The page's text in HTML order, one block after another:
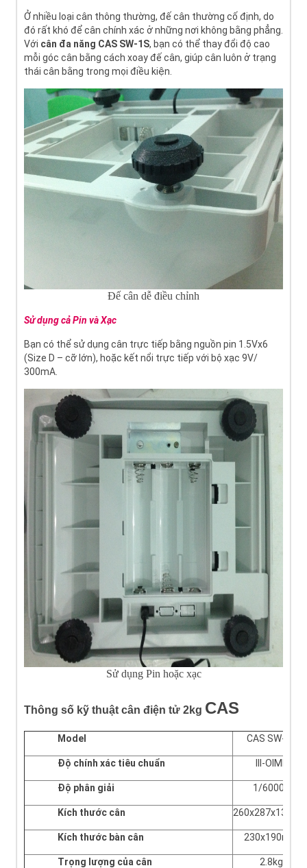
Ở nhiều loại cân thông thường, đế cân thường cố định, do
đó rất khó để cân chính xác ở những nơi không bằng phẳng.
Với cân đa năng CAS SW-1S, bạn có thể thay đổi độ cao
mỗi góc cân bằng cách xoay đế cân, giúp cân luôn ở trạng
thái cân bằng trong mọi điều kiện.
Đế cân dễ điều chỉnh
Sử dụng cả Pin và Xạc
Bạn có thể sử dụng cân trực tiếp bằng nguồn pin 1.5Vx6
(Size D – cỡ lớn), hoặc kết nổi trực tiếp với bộ xạc 9V/
300mA.
Sử dụng Pin hoặc xạc
Thông số kỹ thuật cân điện tử 2kg CAS
Model CAS SW-1S
Độ chính xác tiêu chuẩn III-OIML
Độ phân giải 1/60000
Kích thước cân
Kích thước bàn cân 230x190mm
Trọng lượng của cân 2.8kg